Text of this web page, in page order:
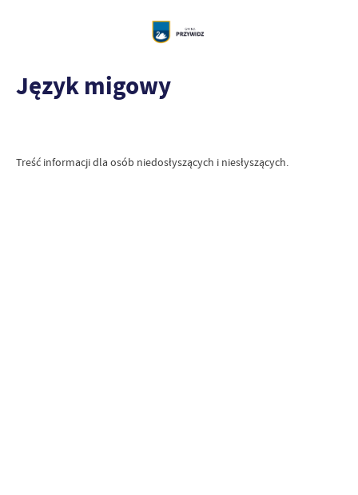
Język migowy
Treść informacji dla osób niedosłyszących i niesłyszących.